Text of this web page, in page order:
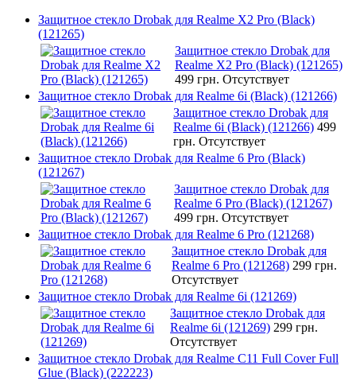
Защитное стекло Drobak для Realme X2 Pro (Black)
(121265)
Защитное стекло Drobak для
Realme X2 Pro (Black) (121265)
499 грн. Отсутствует
Защитное стекло Drobak для Realme 6i (Black) (121266)
Защитное стекло Drobak для
Realme 6i (Black) (121266) 499
грн. Отсутствует
Защитное стекло Drobak для Realme 6 Pro (Black)
(121267)
Защитное стекло Drobak для
Realme 6 Pro (Black) (121267)
499 грн. Отсутствует
Защитное стекло Drobak для Realme 6 Pro (121268)
Защитное стекло Drobak для
Realme 6 Pro (121268) 299 грн.
Отсутствует
Защитное стекло Drobak для Realme 6i (121269)
Защитное стекло Drobak для
Realme 6i (121269) 299 грн.
Отсутствует
Защитное стекло Drobak для Realme C11 Full Cover Full
Glue (Black) (222223)